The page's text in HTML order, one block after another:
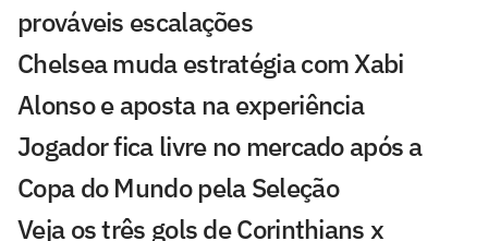
prováveis escalações
Chelsea muda estratégia com Xabi
Alonso e aposta na experiência
Jogador fica livre no mercado após a
Copa do Mundo pela Seleção
Veja os três gols de Corinthians x